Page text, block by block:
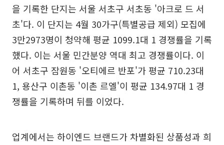
을 기록한 단지는 서울 서초구 서초동 '아크로 드 서
초'다. 이 단지는 4월 30가구(특별공급 제외) 모집에
3만2973명이 청약해 평균 1099.1대 1 경쟁률을 기록
했다. 이는 서울 민간분양 역대 최고 경쟁률이다. 이
어 서초구 잠원동 '오티에르 반포'가 평균 710.23대
1, 용산구 이촌동 '이촌 르엘'이 평균 134.97대 1 경
쟁률을 기록하며 뒤를 이었다.
업계에서는 하이엔드 브랜드가 차별화된 상품성과 희